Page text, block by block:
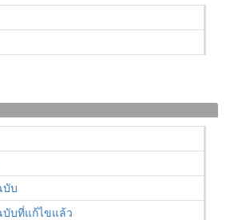
บับ
บับที่แก้ไขแล้ว